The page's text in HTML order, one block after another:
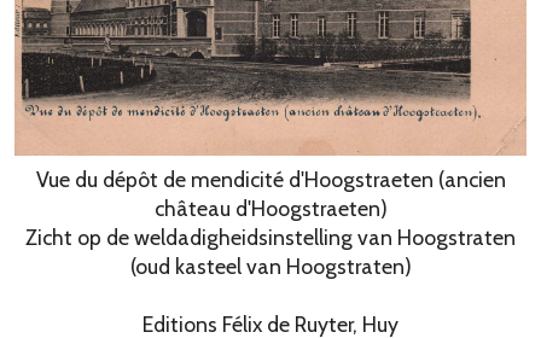
Vue du dépôt de mendicité d'Hoogstraeten (ancien
château d'Hoogstraeten)
Zicht op de weldadigheidsinstelling van Hoogstraten
(oud kasteel van Hoogstraten)
Editions Félix de Ruyter, Huy